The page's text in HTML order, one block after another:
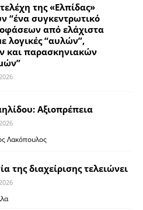
της «Ελπίδας»
“ένα συγκεντρωτικό
από ελάχιστα
λογικές “αυλών”,
και παρασκηνιακών
Αξιοπρέπεια
Λακόπουλος
της διαχείρισης τελειώνει